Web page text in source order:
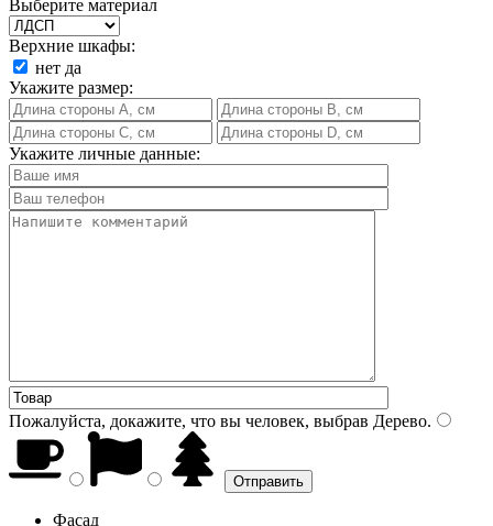
Выберите материал
Верхние шкафы:
нет да
Укажите размер:
Укажите личные данные:
Пожалуйста, докажите, что вы человек, выбрав Дерево.
Фасад